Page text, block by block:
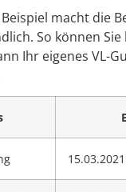
macht die
So können Sie
Ihr eigenes VL-
15.03.2021